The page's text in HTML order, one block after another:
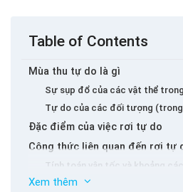
Table of Contents
Mùa thu tự do là gì
Sự sụp đổ của các vật thể
Tự do của các đối tượng (trong
Đặc điểm của việc rơi tự do
Công thức liên quan đến rơi tự
Tính toán vận tốc và khoảng
Tăng tốc tự do
Xem thêm